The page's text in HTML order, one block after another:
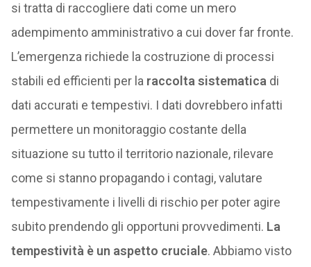
si tratta di raccogliere dati come un mero
adempimento amministrativo a cui dover far fronte.
L’emergenza richiede la costruzione di processi
stabili ed efficienti per la raccolta sistematica di
dati accurati e tempestivi. I dati dovrebbero infatti
permettere un monitoraggio costante della
situazione su tutto il territorio nazionale, rilevare
come si stanno propagando i contagi, valutare
tempestivamente i livelli di rischio per poter agire
subito prendendo gli opportuni provvedimenti. La
tempestività è un aspetto cruciale. Abbiamo visto